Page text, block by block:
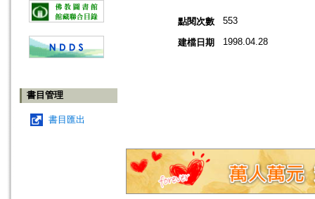
書目管理
書目匯出
點閱次數 553
建檔日期 1998.04.28